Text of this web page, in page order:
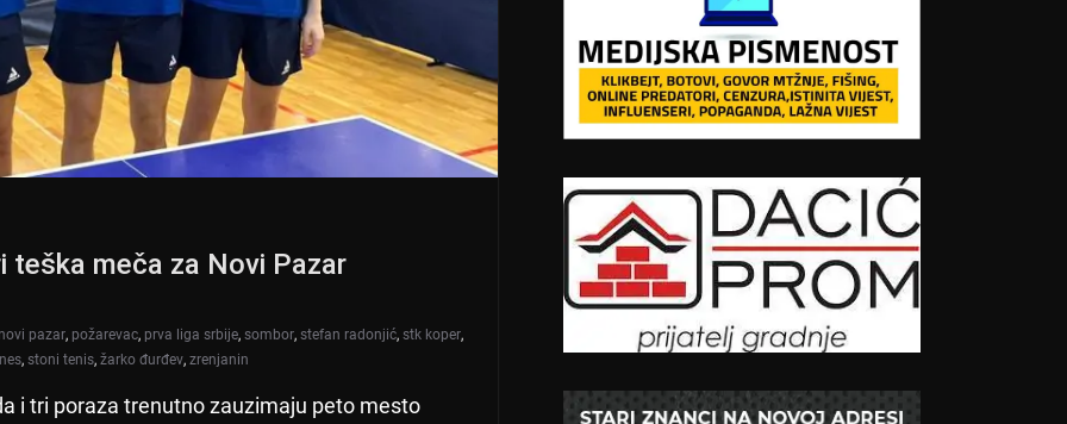
teška meča za Novi Pazar
novi pazar, požarevac, prva liga srbije, sombor, stefan radonjić, stk koper,
, stoni tenis, žarko đurđev, zrenjanin
i tri poraza trenutno zauzimaju peto mesto